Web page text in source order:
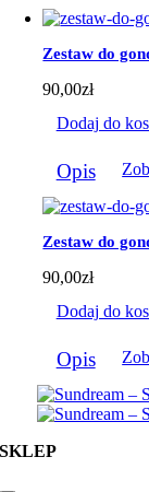
Zestaw do
90,00zł
Dodaj do
Opis
Zestaw do
90,00zł
Dodaj do
Opis
SKLEP